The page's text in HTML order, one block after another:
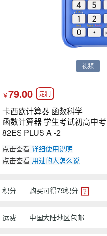
视频
￥79.00 定制
卡西欧计算器 函数科学
函数计算器 学生考试初高中
82ES PLUS A -2
点击查看 详细使用说明
点击查看 用过的人怎么说
积分 购买可得79积分
运费 中国大陆地区包邮